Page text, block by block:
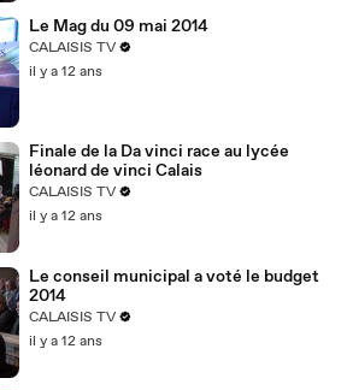
Le Mag du 09 mai 2014
CALAISIS TV
il y a 12 ans
Finale de la Da vinci race au lycée
léonard de vinci Calais
CALAISIS TV
il y a 12 ans
Le conseil municipal a voté le budget
2014
CALAISIS TV
il y a 12 ans